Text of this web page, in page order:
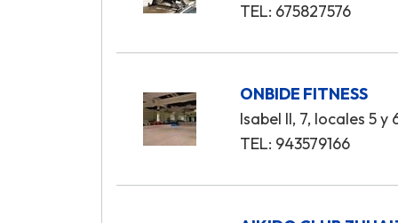
TEL: 675827576
ONBIDE FITNESS
Isabel II, 7, locales 5 y
TEL: 943579166